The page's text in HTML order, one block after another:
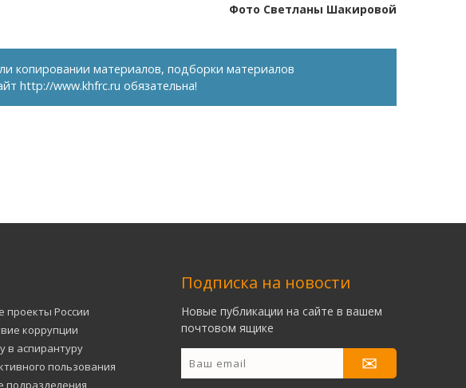
Фото Светланы Шакировой
копировании материалов, подборки материалов
http://www.khfrc.ru обязательна!
проекты России
коррупции
в аспирантуру
пользования
подразделения
Подписка на новости
Новые публикации на сайте в вашем
почтовом ящике